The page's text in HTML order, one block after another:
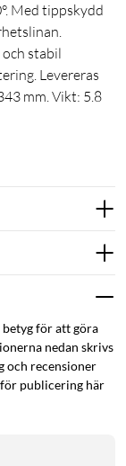
Med tippskydd
stabil
Levereras
mm. Vikt: 5.8
betyg för att göra
nedan skrivs
och recensioner
för publicering här